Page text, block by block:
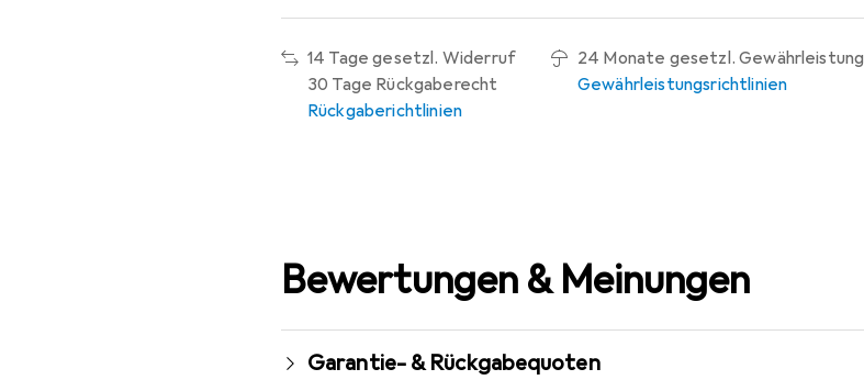
14 Tage gesetzl. Widerruf
30 Tage Rückgaberecht
Rückgaberichtlinien
24 Monate gesetzl. Gewährleistung
Gewährleistungsrichtlinien
Bewertungen & Meinungen
Garantie- & Rückgabequoten